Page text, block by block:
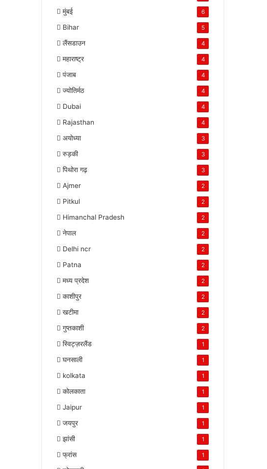
मुंबई 6
Bihar 5
लैंसडाउन 4
महाराष्ट्र 4
पंजाब 4
ज्योतिर्मठ 4
Dubai 4
Rajasthan 4
अयोध्या 3
रुड़की 3
पिथोरा गढ़ 3
Ajmer 2
Pitkul 2
Himanchal Pradesh 2
नेपाल 2
Delhi ncr 2
Patna 2
मध्य प्रदेश 2
काशीपुर 2
खटीमा 2
गुप्तकाशी 2
स्विट्ज़रलैंड 1
घनसाली 1
kolkata 1
कोलकाता 1
Jaipur 1
जयपुर 1
झांसी 1
फ्रांस 1